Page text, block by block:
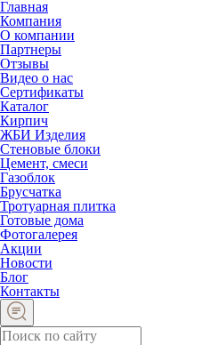
Главная
Компания
О компании
Партнеры
Отзывы
Видео о нас
Сертификаты
Каталог
Кирпич
ЖБИ Изделия
Стеновые блоки
Цемент, смеси
Газоблок
Брусчатка
Тротуарная плитка
Готовые дома
Фотогалерея
Акции
Новости
Блог
Контакты